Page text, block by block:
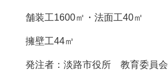
舗装工1600㎡・法面工40㎡
擁壁工44㎥
発注者：淡路市役所 教育委員会